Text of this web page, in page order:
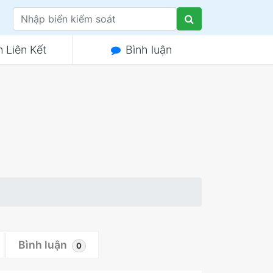
Liên Kết Bình luận
Bình luận 0